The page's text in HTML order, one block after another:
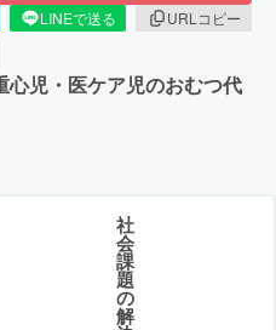
LINEで送る
URLコピー
心児・医ケア児のおむつ代
社
会
課
題
の
解